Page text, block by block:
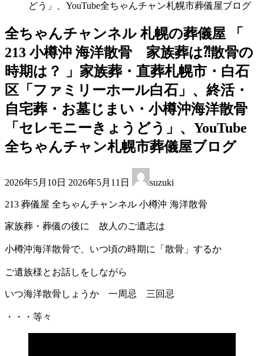
どう」、YouTube全ちゃんチャン札幌市葬儀屋ブログ
全ちゃんチャンネル 札幌の葬儀屋 「
213 小樽沖 海洋散骨 家族葬は⁈散骨の
時期は？ 」家族葬・直葬札幌市・白石
区「ファミリーホール白石」、終活・
自宅葬・お墓じまい・小樽沖海洋散骨
「セレモニーきょうどう」、YouTube
全ちゃんチャン札幌市葬儀屋ブログ
2026年5月10日 終
新
日
:
2026年5月11日 suzuki
213 葬儀屋 全ちゃんチャンネル 小樽沖 海洋散骨
家族葬・葬儀の後に 故人のご遺志は
小樽沖海洋散骨で、いつ頃の時期に「散骨」するか
ご遺族様とお話しをしながら
いつ海洋散骨しょうか 一周忌 三回忌
・・・等々